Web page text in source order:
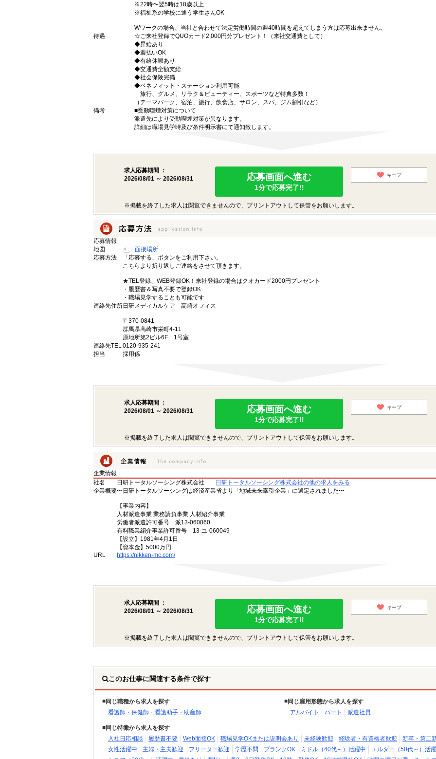
※22時〜翌5時は18歳以上
※福祉系の学校に通う学生さんOK
Wワークの場合、当社と合わせて法定労働時間の週40時間を超えてしまう方は応募出来ません。
待遇
☆ご来社登録でQUOカード2,000円分プレゼント！（来社交通費として）
◆昇給あり
◆週払いOK
◆有給休暇あり
◆交通費全額支給
◆社会保険完備
◆ベネフィット・ステーション利用可能
旅行、グルメ、リラク＆ビューティー、スポーツなど特典多数！
（テーマパーク、宿泊、旅行、飲食店、サロン、スパ、ジム割引など）
備考
■受動喫煙対策について
派遣先により受動喫煙対策が異なります。
詳細は職場見学時及び条件明示書にて通知致します。
求人応募期間 ：
2026/08/01 ～ 2026/08/31
応募画面へ進む
1分で応募完了!!
キープ
※掲載を終了した求人は閲覧できませんので、プリントアウトして保管をお願いします。
応募情報
地図
面接場所
応募方法
「応募する」ボタンをご利用下さい。
こちらより折り返しご連絡をさせて頂きます。
★TEL登録、WEB登録OK！来社登録の場合はクオカード2000円プレゼント
・履歴書＆写真不要で登録OK
・職場見学することも可能です
連絡先住所日研メディカルケア 高崎オフィス
〒370-0841
群馬県高崎市栄町4-11
原地所第2ビル6F 1号室
連絡先TEL0120-935-241
担当
採用係
求人応募期間 ：
2026/08/01 ～ 2026/08/31
応募画面へ進む
1分で応募完了!!
キープ
※掲載を終了した求人は閲覧できませんので、プリントアウトして保管をお願いします。
企業情報
社名
日研トータルソーシング株式会社
日研トータルソーシング株式会社の他の求人をみる
企業概要〜日研トータルソーシングは経済産業省より「地域未来牽引企業」に選定されました〜
【事業内容】
人材派遣事業 業務請負事業 人材紹介事業
労働者派遣許可番号 派13-060060
有料職業紹介事業許可番号 13-ユ-060049
【設立】1981年4月1日
【資本金】5000万円
URL
https://nikken-mc.com/
求人応募期間 ：
2026/08/01 ～ 2026/08/31
応募画面へ進む
1分で応募完了!!
キープ
※掲載を終了した求人は閲覧できませんので、プリントアウトして保管をお願いします。
このお仕事に関連する条件で探す
同じ職種から求人を探す
看護師・保健師・看護助手・助産師
同じ雇用形態から求人を探す
アルバイト
パート 派遣社員
同じ特徴から求人を探す
入社日応相談
履歴書不要 Web面接OK 職場見学OKまたは説明会あり 未経験歓迎 経験者・有資格者歓迎
新卒・第二
女性活躍中
主婦・主夫歓迎 フリーター歓迎 学歴不問 ブランクOK ミドル（40代～）活躍中
エルダー（50代～）活